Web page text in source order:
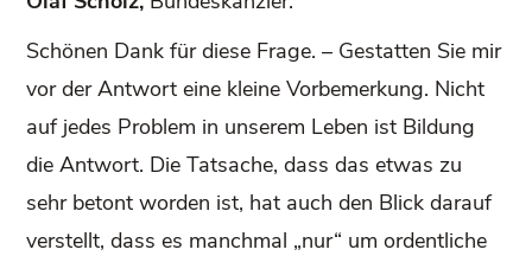
Schönen Dank für diese Frage. – Gestatten Sie mir
vor der Antwort eine kleine Vorbemerkung. Nicht
auf jedes Problem in unserem Leben ist Bildung
die Antwort. Die Tatsache, dass das etwas zu
sehr betont worden ist, hat auch den Blick darauf
verstellt, dass es manchmal „nur“ um ordentliche